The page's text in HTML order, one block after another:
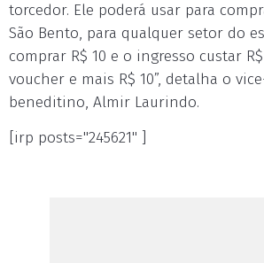
torcedor. Ele poderá usar para
São Bento, para qualquer setor do
comprar R$ 10 e o ingresso custar
voucher e mais R$ 10”, detalha o
beneditino, Almir Laurindo.
[irp posts="245621" ]